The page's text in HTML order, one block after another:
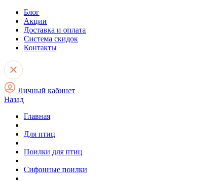
Блог
Акции
Доставка и оплата
Система скидок
Контакты
Личный кабинет
Назад
Главная
Для птиц
Поилки для птиц
Сифонные поилки